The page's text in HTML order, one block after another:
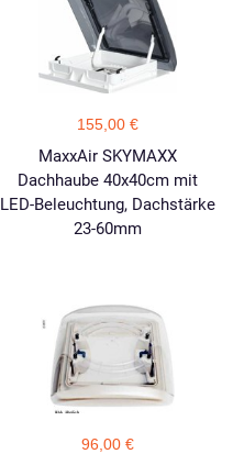
155,00 €
MaxxAir SKYMAXX
Dachhaube 40x40cm mit
LED-Beleuchtung, Dachstärke
23-60mm
96,00 €